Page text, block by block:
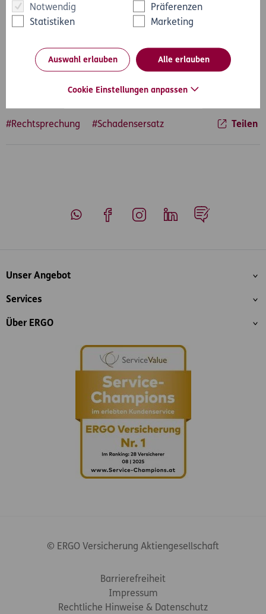
Notwendig
Präferenzen
Statistiken
Marketing
Auswahl erlauben Alle erlauben
Cookie Einstellungen anpassen
Zu klären ist daher laut Oberstem Gerichtshof vom
Erstgericht noch die Frage, ob es für eine aufmerksame
Begehen des Banketts nicht möglich ist und sie der
Gefahrenstelle hätte ausweichen müssen.
#Rechtsprechung #Schadensersatz Teilen
Inhaltsübersicht
Unser Angebot
Services
Über ERGO
© ERGO Versicherung Aktiengesellschaft
Barrierefreiheit
Impressum
Rechtliche Hinweise & Datenschutz